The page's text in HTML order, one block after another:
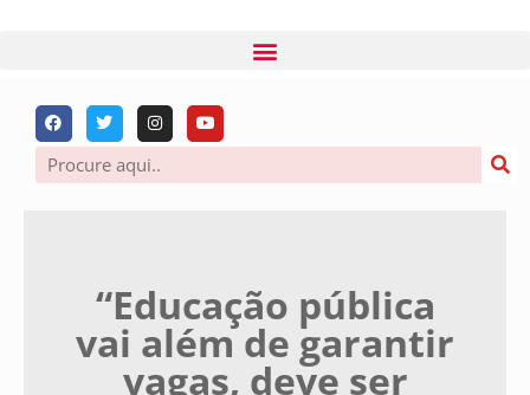
“Educação pública
vai além de garantir
vagas, deve ser